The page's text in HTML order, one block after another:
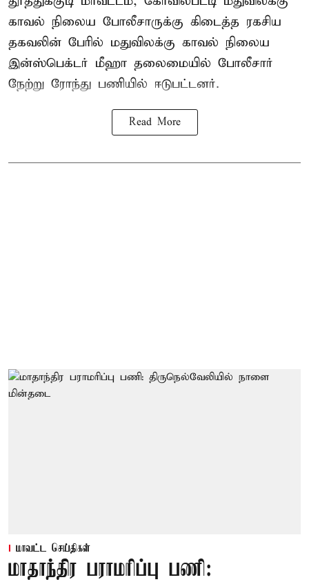
காவல் நிலைய போலீசாருக்கு கிடைத்த ரகசிய
தகவலின் பேரில் மதுவிலக்கு காவல் நிலைய
இன்ஸ்பெக்டர் மீஹா தலைமையில் போலீசார்
நேற்று ரோந்து பணியில் ஈடுபட்டனர்.
Read More
மாவட்ட செய்திகள்
மாதாந்திர பராமரிப்பு பணி: